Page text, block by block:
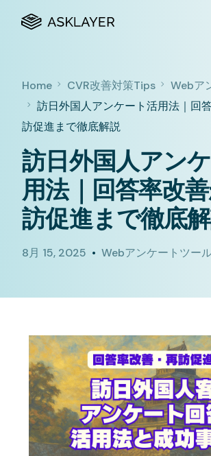
Home CVR改善対策Tips
Webア
訪日外国人アンケート活用法｜回
訪促進まで徹底解説
訪日外国人アン
用法｜回答率改
訪促進まで徹底
8月 15, 2025 Webアンケートツー